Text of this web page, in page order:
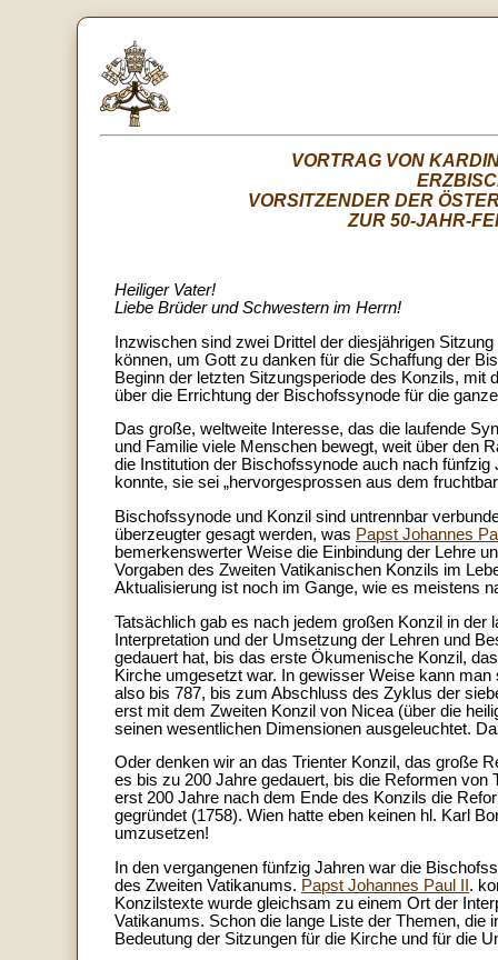
VORTRAG VON
VORSITZENDER DER
ZUR 50-JAHR-
Heiliger Vater!
Liebe Brüder und Schwestern im Herrn!
Inzwischen sind zwei Drittel der diesjährigen
können, um Gott zu danken für die Schaffung der
Beginn der letzten Sitzungsperiode des Konzils, mit
über die Errichtung der Bischofssynode für die
Das große, weltweite Interesse, das die laufende
und Familie viele Menschen bewegt, weit über den
die Institution der Bischofssynode auch nach
konnte, sie sei „hervorgesprossen aus dem
Bischofssynode und Konzil sind untrennbar
überzeugter gesagt werden, was Papst Johannes
bemerkenswerter Weise die Einbindung der Lehre
Vorgaben des Zweiten Vatikanischen Konzils im
Aktualisierung ist noch im Gange, wie es meistens
Tatsächlich gab es nach jedem großen Konzil in
Interpretation und der Umsetzung der Lehren und
gedauert hat, bis das erste Ökumenische Konzil,
Kirche umgesetzt war. In gewisser Weise kann
also bis 787, bis zum Abschluss des Zyklus der
erst mit dem Zweiten Konzil von Nicea (über die
seinen wesentlichen Dimensionen ausgeleuchtet.
Oder denken wir an das Trienter Konzil, das große
es bis zu 200 Jahre gedauert, bis die Reformen
erst 200 Jahre nach dem Ende des Konzils die
gegründet (1758). Wien hatte eben keinen hl. Karl
umzusetzen!
In den vergangenen fünfzig Jahren war die
des Zweiten Vatikanums. Papst Johannes Paul II .
Konzilstexte wurde gleichsam zu einem Ort der
Vatikanums. Schon die lange Liste der Themen, die
Bedeutung der Sitzungen für die Kirche und für die